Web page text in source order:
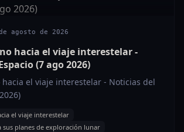
agosto de 2026
hacia el viaje interestelar -
(7 ago 2026)
hacia el viaje interestelar - Noticias del
el viaje interestelar
sus planes de exploración lunar